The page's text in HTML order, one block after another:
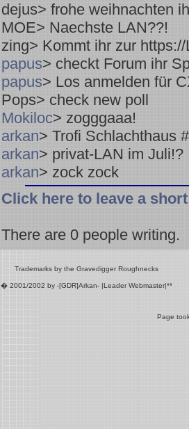
dejus> frohe weihnachten
MOE> Naechste LAN??!
zing> Kommt ihr zur
papus> checkt Forum ihr
papus> Los anmelden für
Pops> check new poll
Mokiloc> zogggaaa!
arkan> Trofi Schlachthaus
arkan> privat-LAN im Juli!?
arkan> zock zock
Click here to leave a
There are 0 people writing.
Trademarks by the Gravedigger Roughnecks
� 2001/2002 by -[GDR]Arkan- |Leader Webmaster|**
Page